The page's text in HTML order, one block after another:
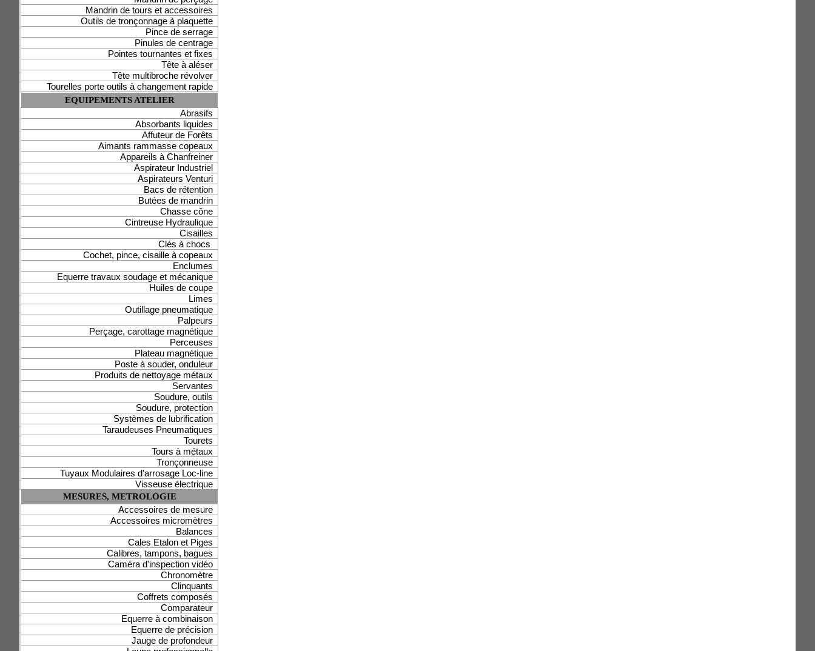
Mandrin de tours et accessoires
Outils de tronçonnage à plaquette
Pince de serrage
Pinules de centrage
Pointes tournantes et fixes
Tête à aléser
Tête multibroche révolver
Tourelles porte outils à changement rapide
EQUIPEMENTS ATELIER
Abrasifs
Absorbants liquides
Affuteur de Forêts
Aimants rammasse copeaux
Appareils à Chanfreiner
Aspirateur Industriel
Aspirateurs Venturi
Bacs de rétention
Butées de mandrin
Chasse cône
Cintreuse Hydraulique
Cisailles
Clés à chocs
Cochet, pince, cisaille à copeaux
Enclumes
Equerre travaux soudage et mécanique
Huiles de coupe
Limes
Outillage pneumatique
Palpeurs
Perçage, carottage magnétique
Perceuses
Plateau magnétique
Poste à souder, onduleur
Produits de nettoyage métaux
Servantes
Soudure, outils
Soudure, protection
Systèmes de lubrification
Taraudeuses Pneumatiques
Tourets
Tours à métaux
Tronçonneuse
Tuyaux Modulaires d'arrosage Loc-line
Visseuse électrique
MESURES, METROLOGIE
Accessoires de mesure
Accessoires micromètres
Balances
Cales Etalon et Piges
Calibres, tampons, bagues
Caméra d'inspection vidéo
Chronomètre
Clinquants
Coffrets composés
Comparateur
Equerre à combinaison
Equerre de précision
Jauge de profondeur